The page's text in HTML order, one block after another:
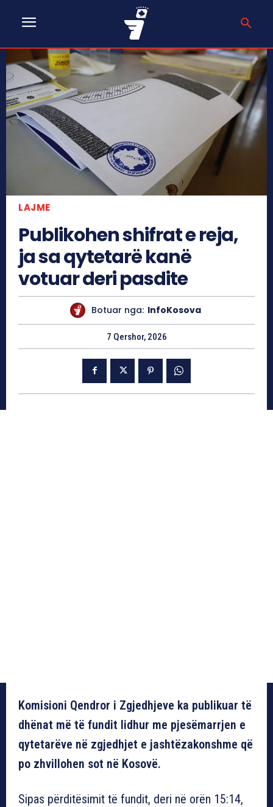
LAJME
Publikohen shifrat e reja,
ja sa qytetarë kanë
votuar deri pasdite
Botuar nga: InfoKosova
7 Qershor, 2026
Komisioni Qendror i Zgjedhjeve ka publikuar të
dhënat më të fundit lidhur me pjesëmarrjen e
qytetarëve në zgjedhjet e jashtëzakonshme që
po zhvillohen sot në Kosovë.
Sipas përditësimit të fundit, deri në orën 15:14,